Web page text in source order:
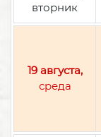
вторник
19 августа,
среда